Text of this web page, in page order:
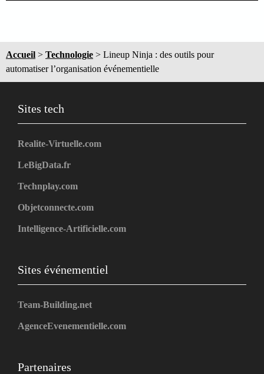
Accueil > Technologie > Lineup Ninja : des outils pour
automatiser l’organisation événementielle
Sites tech
Realite-Virtuelle.com
LeBigData.fr
Technplay.com
Objetconnecte.com
Intelligence-Artificielle.com
Sites événementiel
Team-Building.net
AgenceEvenementielle.com
Partenaires